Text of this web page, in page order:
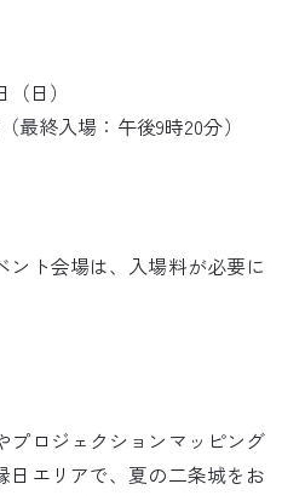
日）
最終入場：午後9時20分）
会場は、入場料が必要に
プロジェクションマッピング
日エリアで、夏の二条城をお